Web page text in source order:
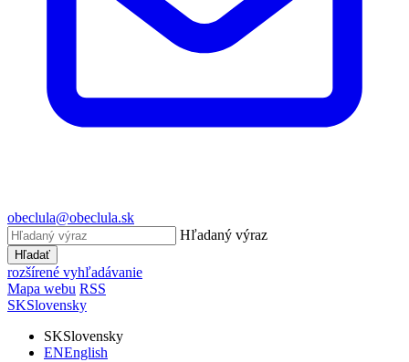
obeclula@obeclula.sk
Hľadaný výraz
Hľadať
rozšírené vyhľadávanie
Mapa webu RSS
SKSlovensky
SKSlovensky
ENEnglish